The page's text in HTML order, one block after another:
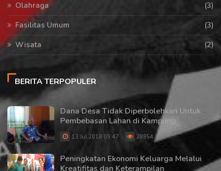
Olahraga
(3)
Fasilitas Umum
(3)
Wisata
(2)
BERITA TERPOPULER
Dana Desa Tidak Diperbolehkan Untuk
Pembebasan Lahan di Kampung
13 Jul 2018 09:47 28854
Peningkatan Ekonomi Keluarga Melalui
Kreatifitas dan Keterampilan